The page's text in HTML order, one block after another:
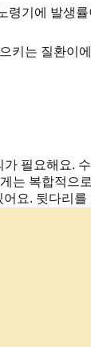
령기에 발생
키는 질환이
필요해요.
복합적
요. 뒷다리